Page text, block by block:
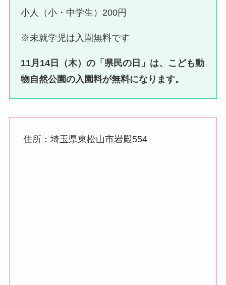
小人（小・中学生）200円
※未就学児は入園無料です
11月14日（木）の「県民の日」は、こども動
物自然公園の入園料が無料になります。
住所：埼玉県東松山市岩殿554